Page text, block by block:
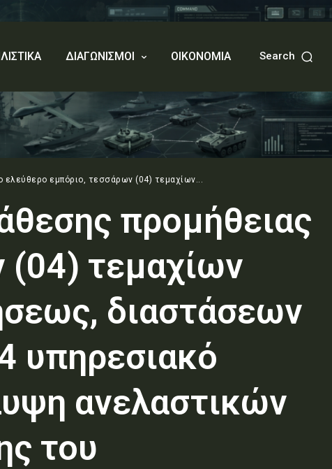
ΔΙΑΓΩΝΙΣΜΟΙ ΟΙΚΟΝΟΜΙΑ Search
εμπόριο, τεσσάρων (04) τεμαχίων...
προμήθειας
(04) τεμαχίων
διαστάσεων
υπηρεσιακό
ανελαστικών
του